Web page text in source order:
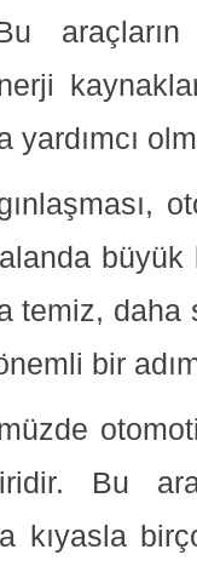
yardımcı
temiz, daha
bir
Bu
kıyasla